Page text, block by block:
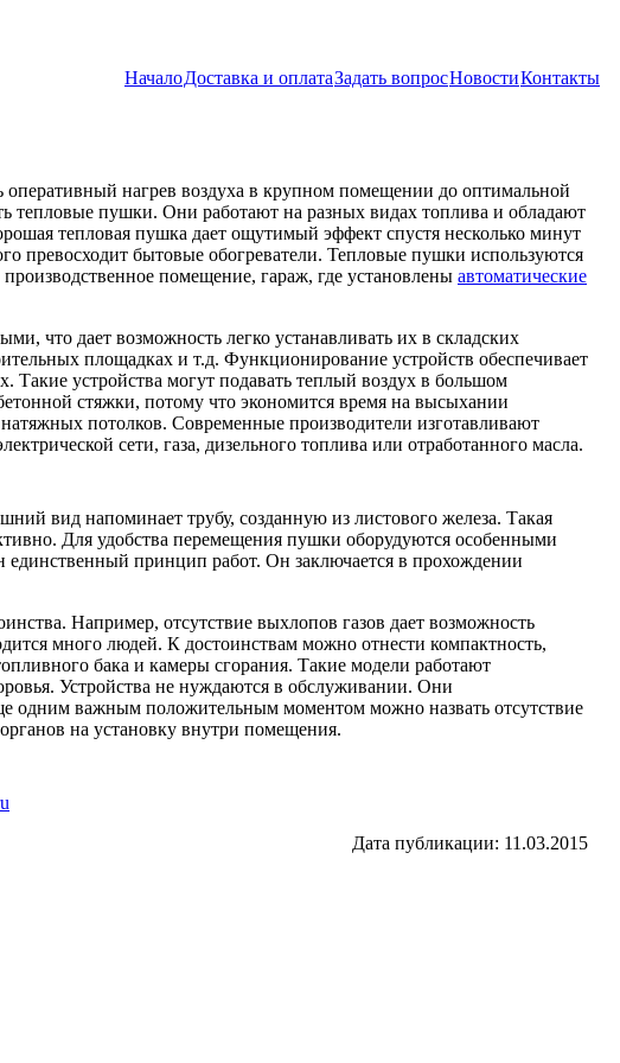
НачалоДоставка и оплатаЗадать вопросНовостиКонтакты
оперативный нагрев воздуха в крупном помещении до оптимальной
тепловые пушки. Они работают на разных видах топлива и обладают
тепловая пушка дает ощутимый эффект спустя несколько минут
превосходит бытовые обогреватели. Тепловые пушки используются
помещение, гараж, где установлены автоматические
что дает возможность легко устанавливать их в складских
площадках и т.д. Функционирование устройств обеспечивает
устройства могут подавать теплый воздух в большом
стяжки, потому что экономится время на высыхании
потолков. Современные производители изготавливают
сети, газа, дизельного топлива или отработанного масла.
вид напоминает трубу, созданную из листового железа. Такая
Для удобства перемещения пушки оборудуются особенными
единственный принцип работ. Он заключается в прохождении
Например, отсутствие выхлопов газов дает возможность
много людей. К достоинствам можно отнести компактность,
бака и камеры сгорания. Такие модели работают
Устройства не нуждаются в обслуживании. Они
одним важным положительным моментом можно назвать отсутствие
на установку внутри помещения.
Дата публикации: 11.03.2015